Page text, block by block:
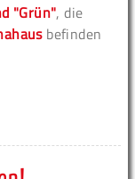
"Grün", die
befinden